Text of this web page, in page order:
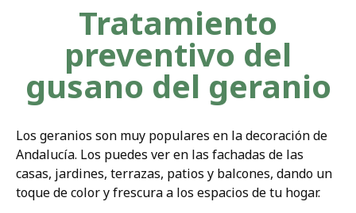
Tratamiento
preventivo del
gusano del geranio
Los geranios son muy populares en la decoración de
Andalucía. Los puedes ver en las fachadas de las
casas, jardines, terrazas, patios y balcones, dando un
toque de color y frescura a los espacios de tu hogar.